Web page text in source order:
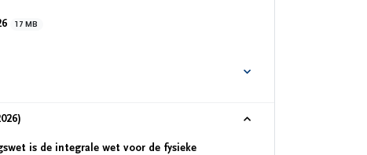
17 MB
is de integrale wet voor de fysieke